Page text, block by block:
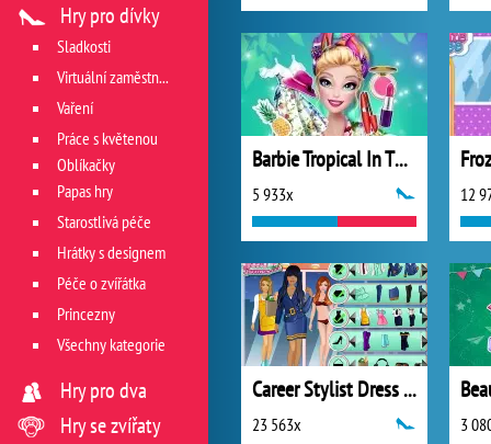
Barbie Tropical In The City
5 933x 12
Career Stylist Dress Up
23 563x 3
Hry pro dívky
Sladkosti
Virtuální zaměstnání v restauraci
Vaření
Práce s květenou
Oblíkačky
Papas hry
Starostlivá péče
Hrátky s designem
Péče o zvířátka
Princezny
Všechny kategorie
Hry pro dva
Hry se zvířaty